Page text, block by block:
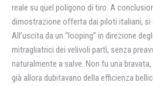
reale su quel poligono di tiro. A
dimostrazione offerta dai piloti italiani, si
All’uscita da un “looping” in direzione
mitragliatrici dei velivoli partì, senza
naturalmente a salve. Non fu una
già allora dubitavano della efficienza